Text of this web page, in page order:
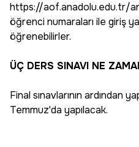
https://aof.anadolu.edu.tr/
öğrenci numaraları ile giriş
öğrenebilirler.
ÜÇ DERS SINAVI NE
Final sınavlarının ardından
Temmuz'da yapılacak.